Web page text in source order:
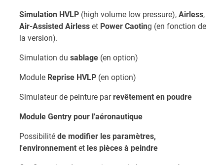
Simulation HVLP (high volume low pressure), Airless,
Air-Assisted Airless et Power Caoting (en fonction de
la version).
Simulation du sablage (en option)
Module Reprise HVLP (en option)
Simulateur de peinture parrevêtement en poudre
Module Gentry pour l'aéronautique
Possibilité de modifier les paramètres,
l'environnement et les pièces à peindre